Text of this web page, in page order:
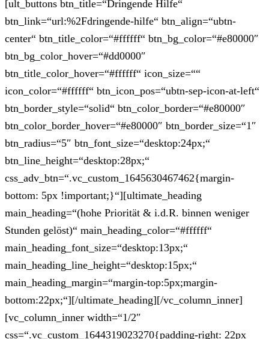
[ult_buttons btn_title=“Dringende Hilfe“
btn_link=“url:%2Fdringende-hilfe“ btn_align=“ubtn-
center“ btn_title_color=“#ffffff“ btn_bg_color=“#e80000″
btn_bg_color_hover=“#dd0000″
btn_title_color_hover=“#ffffff“ icon_size=““
icon_color=“#ffffff“ btn_icon_pos=“ubtn-sep-icon-at-left“
btn_border_style=“solid“ btn_color_border=“#e80000″
btn_color_border_hover=“#e80000″ btn_border_size=“1″
btn_radius=“5″ btn_font_size=“desktop:24px;“
btn_line_height=“desktop:28px;“
css_adv_btn=“.vc_custom_1645630467462{margin-
bottom: 5px !important;}“][ultimate_heading
main_heading=“(hohe Priorität & i.d.R. binnen weniger
Stunden gelöst)“ main_heading_color=“#ffffff“
main_heading_font_size=“desktop:13px;“
main_heading_line_height=“desktop:15px;“
main_heading_margin=“margin-top:5px;margin-
bottom:22px;“][/ultimate_heading][/vc_column_inner]
[vc_column_inner width=“1/2″
css=“.vc_custom_1644319023270{padding-right: 22px